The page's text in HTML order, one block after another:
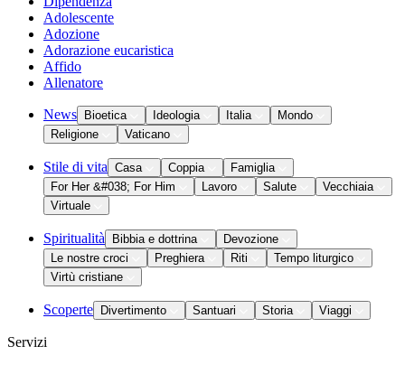
Adolescente
Adozione
Adorazione eucaristica
Affido
Allenatore
News Bioetica Ideologia Italia
Mondo
Religione
Vaticano
Stile di vita Casa Coppia
Famiglia
For Her &#038; For Him
Lavoro Salute
Vecchiaia
Virtuale
Spiritualità Bibbia e dottrina
Devozione
Le nostre croci
Preghiera Riti
Tempo liturgico
Virtù cristiane
Scoperte Divertimento Santuari Storia Viaggi
Servizi